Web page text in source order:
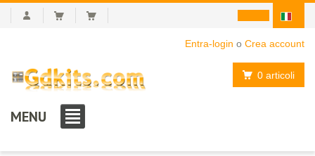
Entra-login o Crea account
0 articoli
MENU